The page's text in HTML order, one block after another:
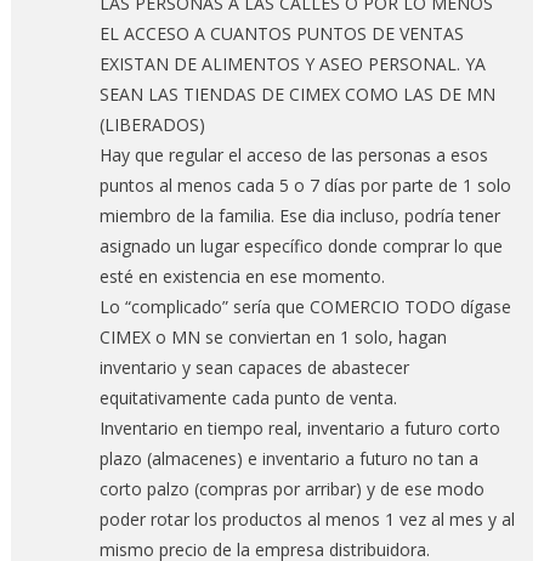
EL ACCESO A CUANTOS PUNTOS DE VENTAS
EXISTAN DE ALIMENTOS Y ASEO PERSONAL. YA
SEAN LAS TIENDAS DE CIMEX COMO LAS DE MN
(LIBERADOS)
Hay que regular el acceso de las personas a esos
puntos al menos cada 5 o 7 días por parte de 1 solo
miembro de la familia. Ese dia incluso, podría tener
asignado un lugar específico donde comprar lo que
esté en existencia en ese momento.
Lo “complicado” sería que COMERCIO TODO dígase
CIMEX o MN se conviertan en 1 solo, hagan
inventario y sean capaces de abastecer
equitativamente cada punto de venta.
Inventario en tiempo real, inventario a futuro corto
plazo (almacenes) e inventario a futuro no tan a
corto palzo (compras por arribar) y de ese modo
poder rotar los productos al menos 1 vez al mes y al
mismo precio de la empresa distribuidora.